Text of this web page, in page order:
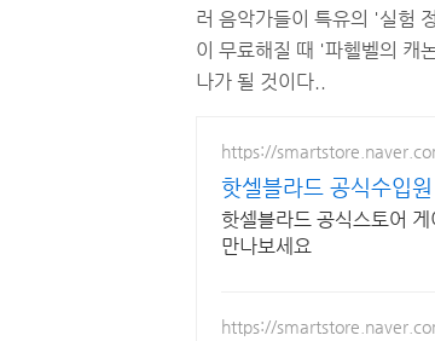
러 음악가들이 특유의 '실험
이 무료해질 때 '파헬벨의 캐
나가 될 것이다..
https://
핫셀블라드 공식수입
핫셀블라드 공식스토어
만나보세요
https://